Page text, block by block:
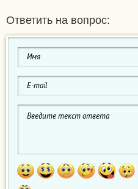
Ответить на вопрос: